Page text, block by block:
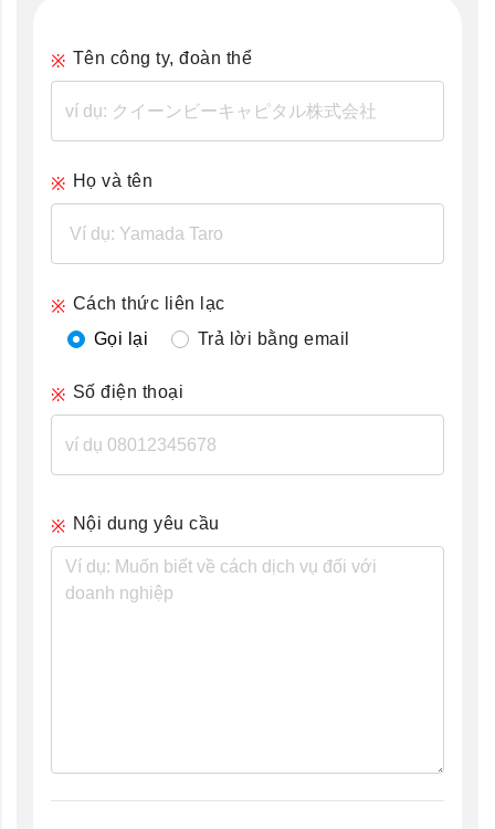
Tên công ty, đoàn thể
Họ và tên
Cách thức liên lạc
Gọi lại
Trả lời bằng email
Số điện thoại
Nội dung yêu cầu